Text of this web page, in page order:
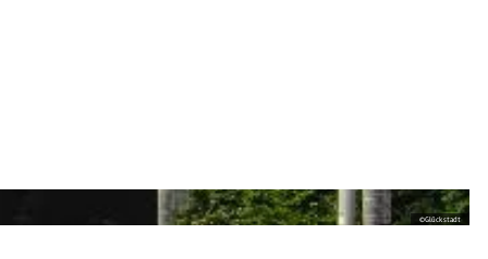
©Glückstadt